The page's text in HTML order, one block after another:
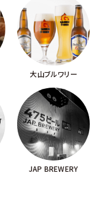
大山ブルワリー
JAP BREWERY